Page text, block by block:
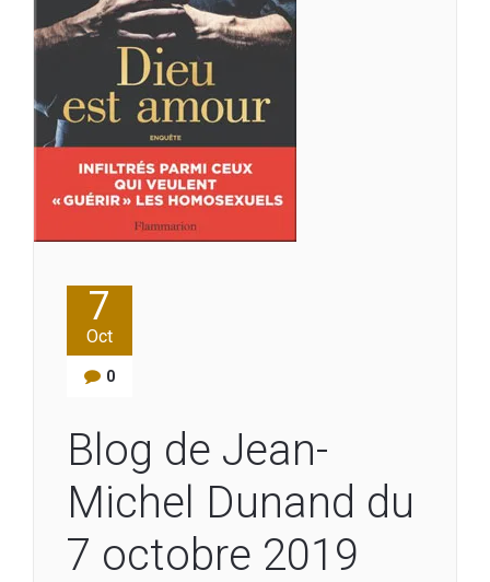
7
Oct
0
Blog de Jean-
Michel Dunand du
7 octobre 2019